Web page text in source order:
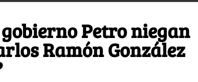
Petro niegan
Ramón González